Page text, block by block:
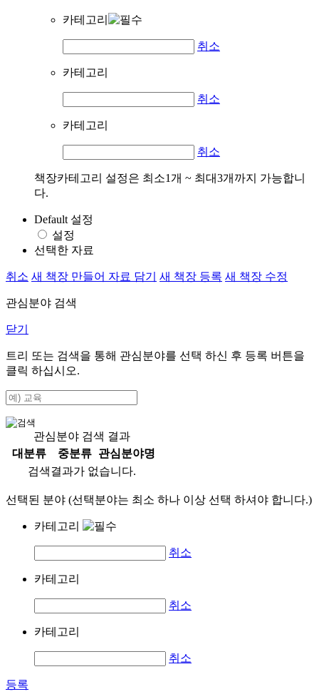
카테고리
취소
카테고리
취소
카테고리
취소
책장카테고리 설정은 최소1개 ~ 최대3개까지 가능합니
다.
Default 설정
설정
선택한 자료
취소 새 책장 만들어 자료 담기 새 책장 등록 새 책장 수정
관심분야 검색
닫기
트리 또는 검색을 통해 관심분야를 선택 하신 후 등록 버튼을
클릭 하십시오.
관심분야 검색 결과
대분류
중분류
관심분야명
검색결과가 없습니다.
선택된 분야 (선택분야는 최소 하나 이상 선택 하셔야 합니다.)
카테고리
취소
카테고리
취소
카테고리
취소
등록